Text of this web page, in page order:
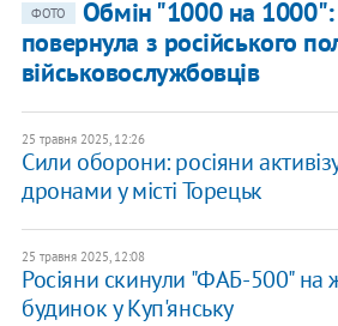
ФОТО
Обмін "1000 на 1000":
повернула з російського
військовослужбовців
25 травня 2025, 12:26
Сили оборони: росіяни
дронами у місті Торецьк
25 травня 2025, 12:08
Росіяни скинули "ФАБ-500" на
будинок у Куп'янську